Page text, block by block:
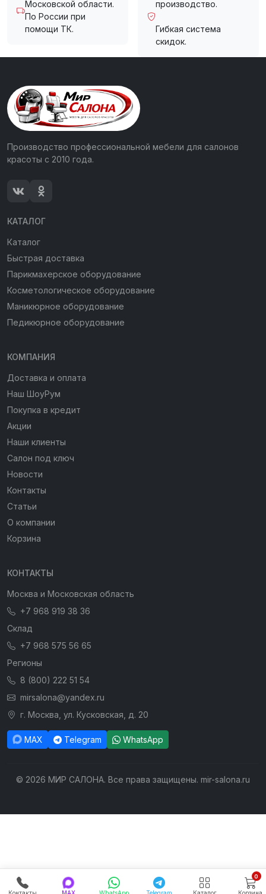
Московской области.
По России при
помощи ТК.
производство.
Гибкая система
скидок.
Производство профессиональной мебели для салонов
красоты с 2010 года.
КАТАЛОГ
Каталог
Быстрая доставка
Парикмахерское оборудование
Косметологическое оборудование
Маникюрное оборудование
Педикюрное оборудование
КОМПАНИЯ
Доставка и оплата
Наш ШоуРум
Покупка в кредит
Акции
Наши клиенты
Салон под ключ
Новости
Контакты
Статьи
О компании
Корзина
КОНТАКТЫ
Москва и Московская область
+7 968 919 38 36
Склад
+7 968 575 56 65
Регионы
8 (800) 222 51 54
mirsalona@yandex.ru
г. Москва, ул. Кусковская, д. 20
MAX Telegram WhatsApp
© 2026 МИР САЛОНА. Все права защищены. mir-salona.ru
0